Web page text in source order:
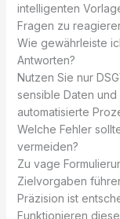
intelligenten
Fragen zu
Wie gewährleiste
Antworten?
Nutzen Sie nur
sensible Daten
automatisierte
Welche Fehler
vermeiden?
Zu vage
Zielvorgaben
Präzision ist
Funktionieren